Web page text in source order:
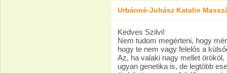
Urbánné-Juhász Katalin
Kedves Szilvi!
Nem tudom megérteni, hogy
hogy te nem vagy felelős a
Az, ha valaki nagy mellet
ugyan genetika is, de legtöbb